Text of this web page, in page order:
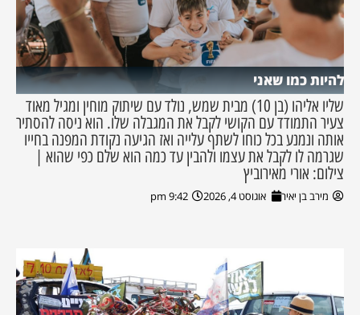
להיות כמו שאני
שליו אליהו (בן 10) מבית שמש, נולד עם שיתוק מוחין ומגיל מאוד
צעיר התמודד עם הקושי לקבל את המגבלה שלו. הוא ניסה להסתיר
אותה ונמנע בכל כוחו לשתף עלייה ואז הגיעה נקודת המפנה בחייו
שגרמה לו לקבל את עצמו ולהבין עד כמה הוא שלם כפי שהוא |
צילום: אורי מאירוביץ
מירב בן יאיר אוגוסט 4, 2026 9:42 pm